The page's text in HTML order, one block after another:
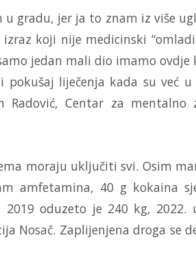
gradu, jer ja to znam iz više
koji nije medicinski
jedan mali dio imamo ovdje
liječenja kada su već u
Radović, Centar za mentalno
moraju uključiti svi. Osim
amfetamina, 40 g kokaina
oduzeto je 240 kg, 2022.
Nosač. Zaplijenjena droga se